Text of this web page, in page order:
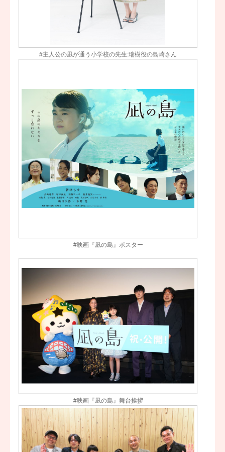
#主人公の凪が通う小学校の先生:瑞樹役の島崎さん
#映画『凪の島』ポスター
#映画『凪の島』舞台挨拶